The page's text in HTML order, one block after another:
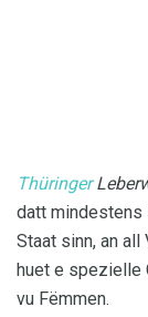
Thüringer
datt mindestens
Staat sinn, an
huet e spezielle
vu Fëmmen.